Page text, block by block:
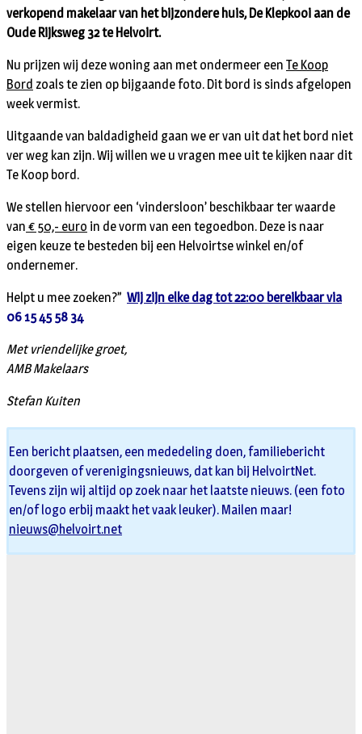
verkopend makelaar van het bijzondere huis, De Klepkooi aan de
Oude Rijksweg 32 te Helvoirt.
Nu prijzen wij deze woning aan met ondermeer een Te Koop
Bord zoals te zien op bijgaande foto. Dit bord is sinds afgelopen
week vermist.
Uitgaande van baldadigheid gaan we er van uit dat het bord niet
ver weg kan zijn. Wij willen we u vragen mee uit te kijken naar dit
Te Koop bord.
We stellen hiervoor een ‘vindersloon’ beschikbaar ter waarde
van € 50,- euro in de vorm van een tegoedbon. Deze is naar
eigen keuze te besteden bij een Helvoirtse winkel en/of
ondernemer.
Helpt u mee zoeken?” Wij zijn elke dag tot 22:00 bereikbaar via
06 15 45 58 34
Met vriendelijke groet,
AMB Makelaars
Stefan Kuiten
Een bericht plaatsen, een mededeling doen, familiebericht
doorgeven of verenigingsnieuws, dat kan bij HelvoirtNet.
Tevens zijn wij altijd op zoek naar het laatste nieuws. (een foto
en/of logo erbij maakt het vaak leuker). Mailen maar!
nieuws@helvoirt.net